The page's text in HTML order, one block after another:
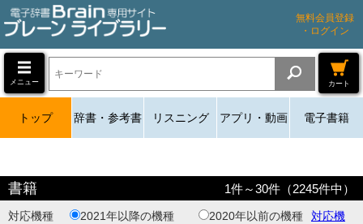
無料会員登録
・ログイン
メニュー カート
トップ 辞書・参考書 リスニング アプリ・動画 電子書籍
書籍 1件～30件（2245件中）
対応機種 2021年以降の機種 2020年以前の機種
対応機